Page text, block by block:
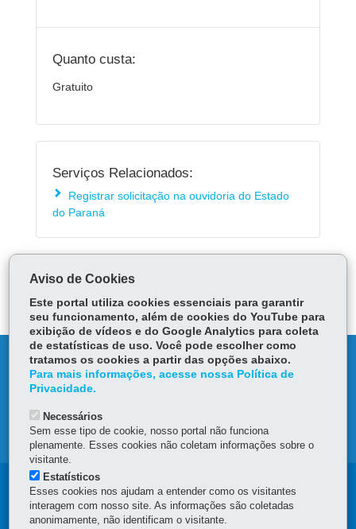
Quanto custa:
Gratuito
Serviços Relacionados:
Registrar solicitação na ouvidoria do Estado
do Paraná
MAPA DO SITE
DENUNCIE CORRUPÇÃO
OUVIDORIA
Navegação
Principal
Aviso de Cookies
Este portal utiliza cookies essenciais para garantir
seu funcionamento, além de cookies do YouTube para
exibição de vídeos e do Google Analytics para coleta
de estatísticas de uso. Você pode escolher como
tratamos os cookies a partir das opções abaixo.
Para mais informações, acesse nossa Política de
Privacidade.
Necessários
Sem esse tipo de cookie, nosso portal não funciona
plenamente. Esses cookies não coletam informações sobre o
visitante.
Estatísticos
Esses cookies nos ajudam a entender como os visitantes
interagem com nosso site. As informações são coletadas
anonimamente, não identificam o visitante.